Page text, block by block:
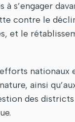
s’engager
contre le
et le
nationaux
ainsi
des